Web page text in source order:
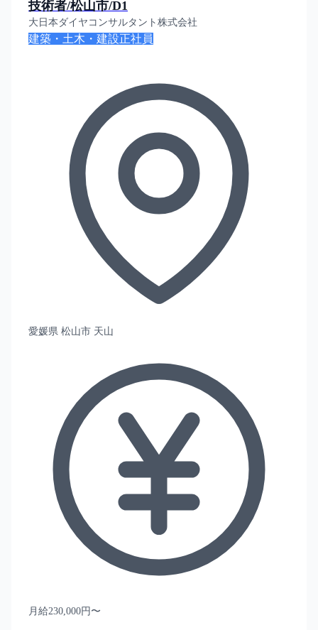
技術者/松山市/D1
大日本ダイヤコンサルタント株式会社
建築・土木・建設正社員
愛媛県 松山市 天山
月給230,000円〜